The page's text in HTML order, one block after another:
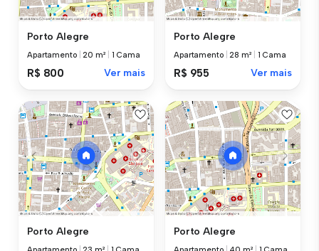
Porto Alegre
Apartamento |20 m² 1 Cama
R$ 800 Ver mais
Porto Alegre
Apartamento |28 m² 1 Cama
R$ 955 Ver mais
Porto Alegre Porto Alegre